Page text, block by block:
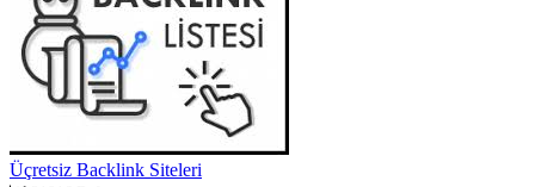
Üçretsiz Backlink Siteleri